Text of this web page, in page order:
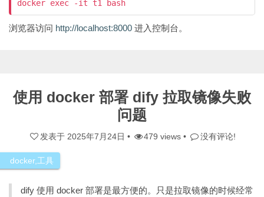
docker exec -it t1 bash
浏览器访问 http://localhost:8000 进入控制台。
使用 docker 部署 dify 拉取镜像失败
问题
发表于 2025年7月24日 • 479 views • 没有评论!
docker, 工具
dify 使用 docker 部署是最方便的。只是拉取镜像的时候经常